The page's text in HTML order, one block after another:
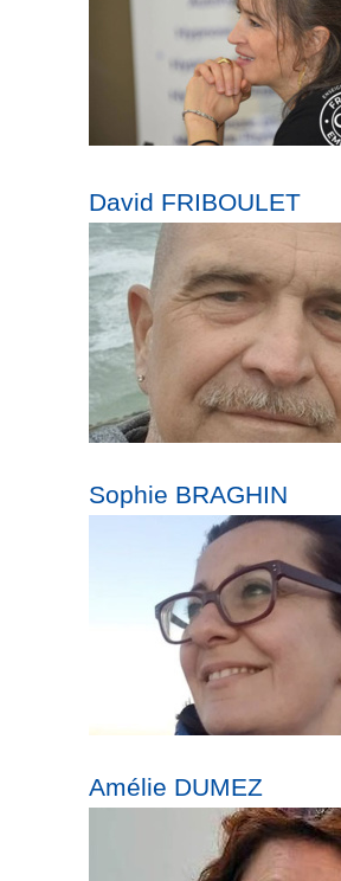
David FRIBOULET
Sophie BRAGHIN
Amélie DUMEZ